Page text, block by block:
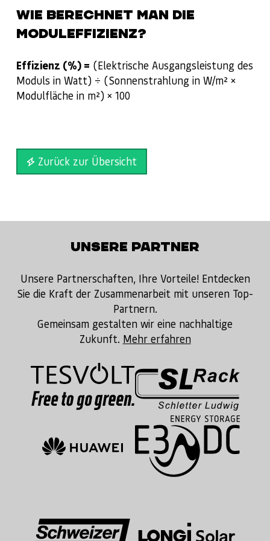
WIE BERECHNET MAN DIE
MODULEFFIZIENZ?
Effizienz (%) = (Elektrische Ausgangsleistung des
Moduls in Watt) ÷ (Sonnenstrahlung in W/m² ×
Modulfläche in m²) × 100
Zurück zur Übersicht
UNSERE PARTNER
Unsere Partnerschaften, Ihre Vorteile! Entdecken
Sie die Kraft der Zusammenarbeit mit unseren Top-
Partnern.
Gemeinsam gestalten wir eine nachhaltige
Zukunft. Mehr erfahren